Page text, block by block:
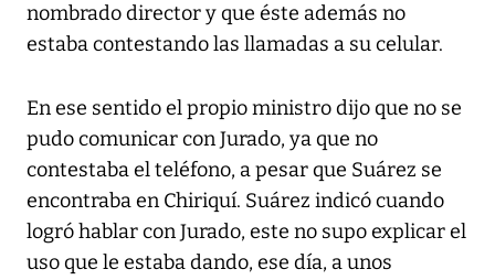
nombrado director y que éste además no
estaba contestando las llamadas a su celular.
En ese sentido el propio ministro dijo que no se
pudo comunicar con Jurado, ya que no
contestaba el teléfono, a pesar que Suárez se
encontraba en Chiriquí. Suárez indicó cuando
logró hablar con Jurado, este no supo explicar el
uso que le estaba dando, ese día, a unos